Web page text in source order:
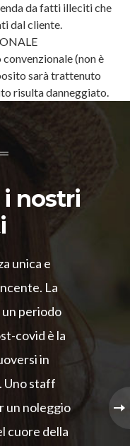
da fatti illeciti che
dal cliente.
(non è
sarà trattenuto
risulta danneggiato.
i nostri
unica e
La
periodo
covid è la
in
Uno staff
un noleggio
cuore della